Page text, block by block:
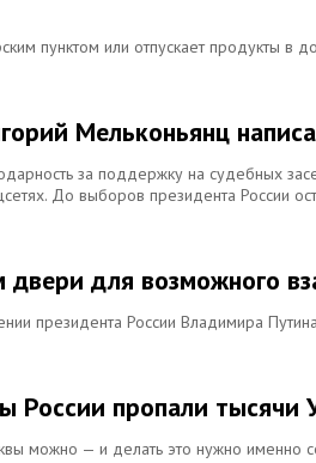
пунктом или отпускает продукты в
Мельконьянц
за поддержку на судебных
До выборов президента России
для возможного
президента России Владимира Путина
России пропали тысячи
можно — и делать это нужно именно